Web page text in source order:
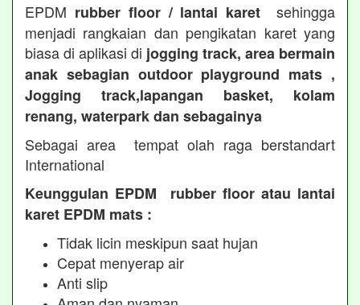
EPDM rubber floor / lantai karet sehingga
menjadi rangkaian dan pengikatan karet yang
biasa di aplikasi di jogging track, area bermain
anak sebagian outdoor playground mats ,
Jogging track,lapangan basket, kolam
renang, waterpark dan sebagainya
Sebagai area tempat olah raga berstandart
International
Keunggulan EPDM rubber floor atau lantai
karet EPDM mats :
Tidak licin meskipun saat hujan
Cepat menyerap air
Anti slip